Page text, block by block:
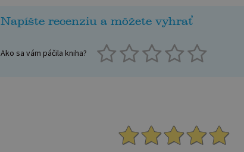
Napíšte recenziu a môžete vyhrať
Ako sa vám páčila kniha?